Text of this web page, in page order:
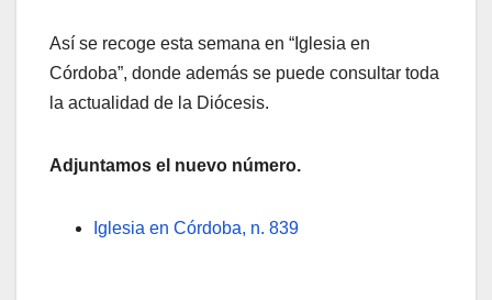
Así se recoge esta semana en “Iglesia en
Córdoba”, donde además se puede consultar toda
la actualidad de la Diócesis.
Adjuntamos el nuevo número.
Iglesia en Córdoba, n. 839